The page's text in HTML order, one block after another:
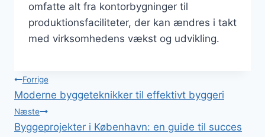
omfatte alt fra kontorbygninger til
produktionsfaciliteter, der kan ændres i takt
med virksomhedens vækst og udvikling.
Indlægsnavigation
Forrige
Moderne byggeteknikker til effektivt byggeri
Næste
Byggeprojekter i København: en guide til succes